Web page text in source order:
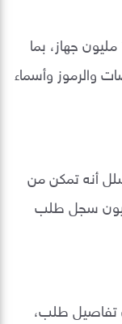
بيانات الجهاز: بيانات من 180 مليون جهاز، بما
والرموز وأسماء
أنه تمكن من
أكثر من 880 مليون سجل طلب
أن 360 مليون تفاصيل طلب،